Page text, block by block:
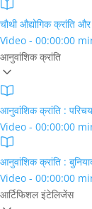
चौथी औद्योगिक क्रांति
Video - 00:00:00
आनुवांशिक क्रांति
आनुवांशिक क्रांति : परिचय
Video - 00:00:00
आनुवांशिक क्रांति :
Video - 00:00:00
आर्टिफिशल इंटेलिजेंस